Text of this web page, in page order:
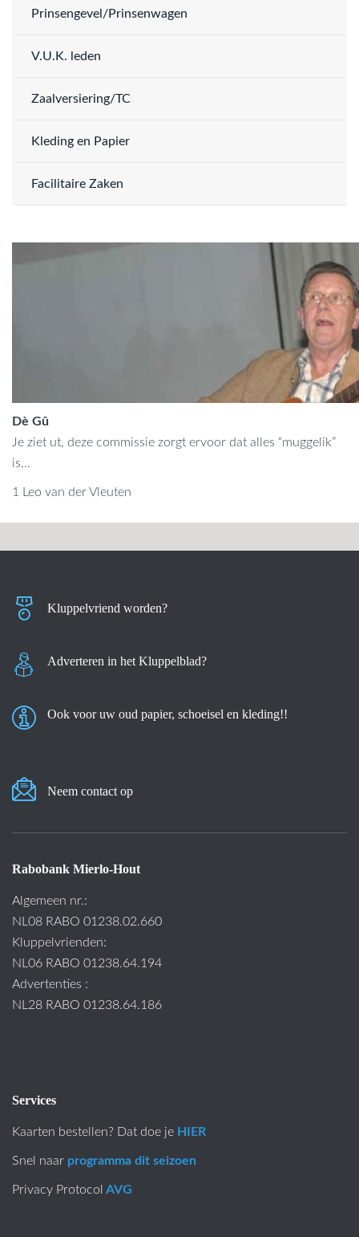
Prinsengevel/Prinsenwagen
V.U.K. leden
Zaalversiering/TC
Kleding en Papier
Facilitaire Zaken
Dè Gû
Je ziet ut, deze commissie zorgt ervoor dat alles “muggelik”
is…
1 Leo van der Vleuten
Kluppelvriend worden?
Adverteren in het Kluppelblad?
Ook voor uw oud papier, schoeisel en kleding!!
Neem contact op
Rabobank Mierlo-Hout
Algemeen nr.:
NL08 RABO 01238.02.660
Kluppelvrienden:
NL06 RABO 01238.64.194
Advertenties :
NL28 RABO 01238.64.186
Services
Kaarten bestellen? Dat doe je HIER
Snel naar programma dit seizoen
Privacy Protocol AVG